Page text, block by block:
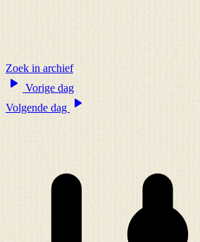
Zoek in archief
Vorige dag
Volgende dag